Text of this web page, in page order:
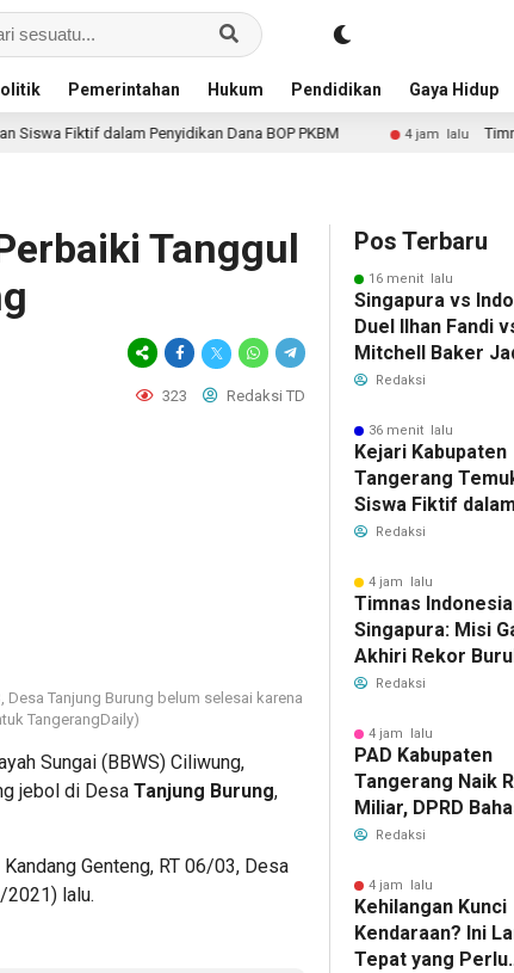
Pemerintahan Hukum Pendidikan Gaya Hidup
Dana BOP PKBM 4 jam lalu Timnas Indonesia vs
Tanggul
323 Redaksi TD
Tanjung Burung belum selesai karena
TangerangDaily)
Sungai (BBWS) Ciliwung,
jebol di Desa Tanjung Burung,
Genteng, RT 06/03, Desa
2021) lalu.
Pos Terbaru
16 menit lalu
Singapura vs
Duel Ilhan Fandi
Mitchell Baker
Sorotan di Piala
Redaksi
36 menit lalu
Kejari Kabupaten
Tangerang
Siswa Fiktif dalam
Penyidikan Dana
Redaksi
4 jam lalu
Timnas
Singapura: Misi
Akhiri Rekor
Tiket Semifinal
Redaksi
4 jam lalu
PAD Kabupaten
Tangerang Naik
Miliar, DPRD
Perubahan KUA-
Redaksi
4 jam lalu
Kehilangan Kunci
Kendaraan? Ini
Tepat yang Perlu